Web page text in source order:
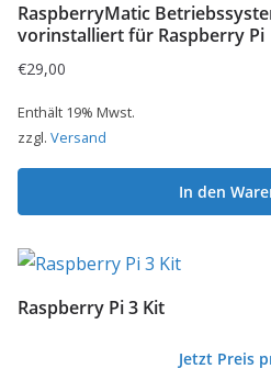
RaspberryMatic
vorinstalliert für Raspberry Pi
€29,00
Enthält 19% Mwst.
zzgl. Versand
In den
Raspberry Pi 3 Kit
Jetzt Preis